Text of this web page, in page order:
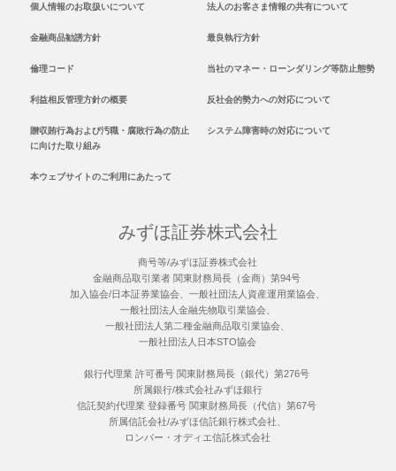
個人情報のお取扱いについて 法人のお客さま情報の共有について
金融商品勧誘方針 最良執行方針
倫理コード 当社のマネー・ローンダリング等防止態勢
利益相反管理方針の概要 反社会的勢力への対応について
贈収賄行為および汚職・腐敗行為の防止
に向けた取り組み
システム障害時の対応について
本ウェブサイトのご利用にあたって
みずほ証券株式会社
商号等/みずほ証券株式会社
金融商品取引業者 関東財務局長（金商）第94号
加入協会/日本証券業協会、一般社団法人資産運用業協会、
一般社団法人金融先物取引業協会、
一般社団法人第二種金融商品取引業協会、
一般社団法人日本STO協会
銀行代理業 許可番号 関東財務局長（銀代）第276号
所属銀行/株式会社みずほ銀行
信託契約代理業 登録番号 関東財務局長（代信）第67号
所属信託会社/みずほ信託銀行株式会社、
ロンバー・オディエ信託株式会社